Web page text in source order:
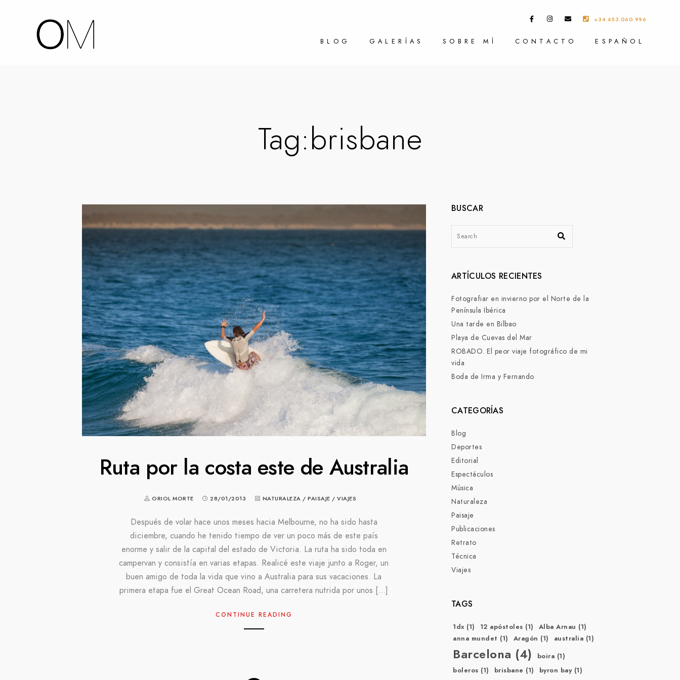
+34.653.060.996
BLOG GALERÍAS SOBRE MÍ CONTACTO ESPAÑOL
Tag:brisbane
Ruta por la costa este de Australia
ORIOL MORTE 28/01/2013 NATURALEZA /PAISAJE /VIAJES
Después de volar hace unos meses hacia Melbourne, no ha sido hasta
diciembre, cuando he tenido tiempo de ver un poco más de este país
enorme y salir de la capital del estado de Victoria. La ruta ha sido toda en
campervan y consistía en varias etapas. Realicé este viaje junto a Roger, un
buen amigo de toda la vida que vino a Australia para sus vacaciones. La
primera etapa fue el Great Ocean Road, una carretera nutrida por unos […]
CONTINUE READING
BUSCAR
ARTÍCULOS RECIENTES
Fotografiar en invierno por el Norte de la
Península Ibérica
Una tarde en Bilbao
Playa de Cuevas del Mar
ROBADO. El peor viaje fotográfico de mi
vida
Boda de Irma y Fernando
CATEGORÍAS
Blog
Deportes
Editorial
Espectáculos
Música
Naturaleza
Paisaje
Publicaciones
Retrato
Técnica
Viajes
TAGS
1dx(1) 12 apóstoles (1) Alba Arnau (1)
anna mundet (1) Aragón (1) australia (1)
Barcelona (4) boira (1)
boleros (1) brisbane (1) byron bay(1)